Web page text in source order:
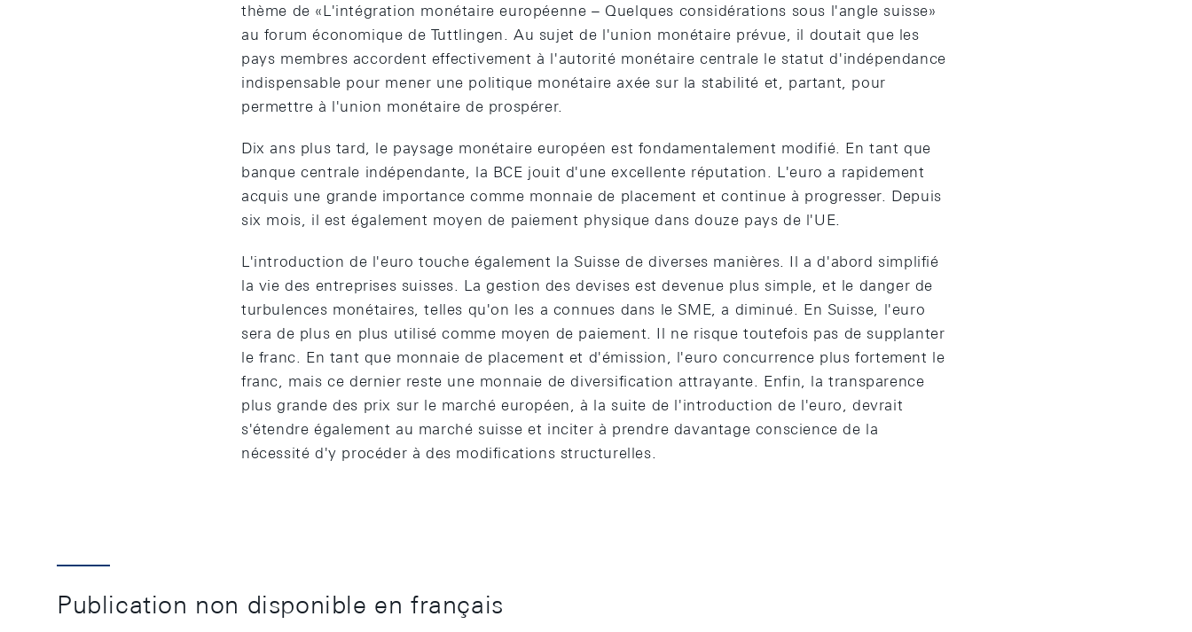
thème de «L'intégration monétaire européenne – Quelques considérations sous l'angle suisse»
au forum économique de Tuttlingen. Au sujet de l'union monétaire prévue, il doutait que les
pays membres accordent effectivement à l'autorité monétaire centrale le statut d'indépendance
indispensable pour mener une politique monétaire axée sur la stabilité et, partant, pour
permettre à l'union monétaire de prospérer.
Dix ans plus tard, le paysage monétaire européen est fondamentalement modifié. En tant que
banque centrale indépendante, la BCE jouit d'une excellente réputation. L'euro a rapidement
acquis une grande importance comme monnaie de placement et continue à progresser. Depuis
six mois, il est également moyen de paiement physique dans douze pays de l'UE.
L'introduction de l'euro touche également la Suisse de diverses manières. Il a d'abord simplifié
la vie des entreprises suisses. La gestion des devises est devenue plus simple, et le danger de
turbulences monétaires, telles qu'on les a connues dans le SME, a diminué. En Suisse, l'euro
sera de plus en plus utilisé comme moyen de paiement. Il ne risque toutefois pas de supplanter
le franc. En tant que monnaie de placement et d'émission, l'euro concurrence plus fortement le
franc, mais ce dernier reste une monnaie de diversification attrayante. Enfin, la transparence
plus grande des prix sur le marché européen, à la suite de l'introduction de l'euro, devrait
s'étendre également au marché suisse et inciter à prendre davantage conscience de la
nécessité d'y procéder à des modifications structurelles.
Publication non disponible en français